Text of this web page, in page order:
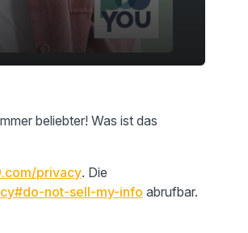
beliebter! Was ist das
privacy. Die
not-sell-my-info abrufbar.